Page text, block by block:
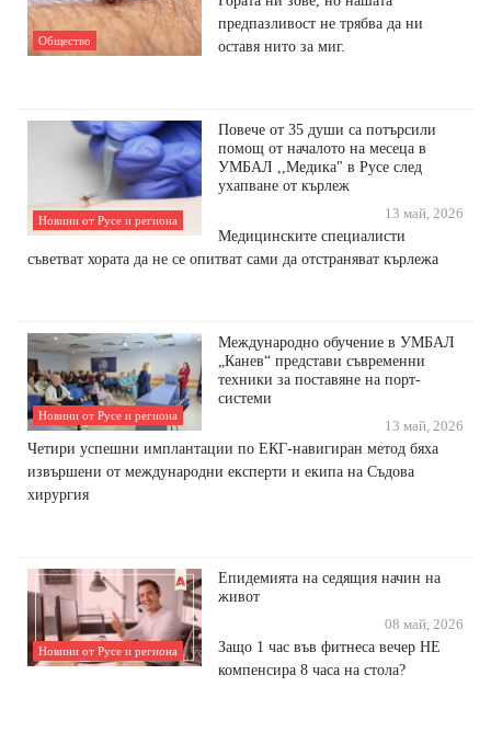
Общество
предпазливост не трябва да ни
оставя нито за миг.
Новини от Русе и региона
Повече от 35 души са потърсили
помощ от началото на месеца в
УМБАЛ ,,Медика" в Русе след
ухапване от кърлеж
13 май, 2026
Медицинските специалисти
съветват хората да не се опитват сами да отстраняват кърлежа
Новини от Русе и региона
Международно обучение в УМБАЛ
„Канев“ представи съвременни
техники за поставяне на порт-
системи
13 май, 2026
Четири успешни имплантации по ЕКГ-навигиран метод бяха
извършени от международни експерти и екипа на Съдова
хирургия
Новини от Русе и региона
Епидемията на седящия начин на
живот
08 май, 2026
Защо 1 час във фитнеса вечер НЕ
компенсира 8 часа на стола?